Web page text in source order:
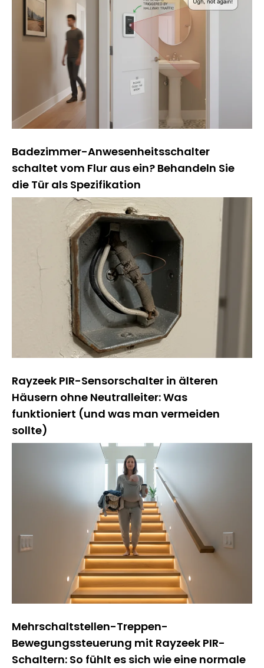
Badezimmer-Anwesenheitsschalter
schaltet vom Flur aus ein? Behandeln Sie
die Tür als Spezifikation
Rayzeek PIR-Sensorschalter in älteren
Häusern ohne Neutralleiter: Was
funktioniert (und was man vermeiden
sollte)
Mehrschaltstellen-Treppen-
Bewegungssteuerung mit Rayzeek PIR-
Schaltern: So fühlt es sich wie eine normale